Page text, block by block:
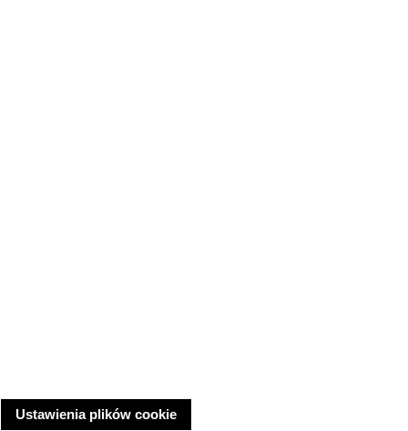
Ustawienia plików cookie